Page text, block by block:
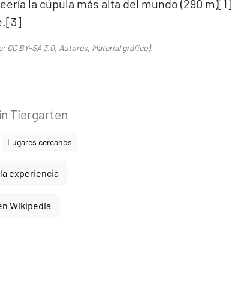
la cúpula más alta del mundo (290 m)[1]​
CC BY-SA 3.0, Autores, Material gráfico).
Tiergarten
Lugares cercanos
experiencia
Wikipedia